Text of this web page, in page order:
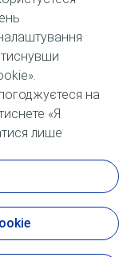
на
«Я
лише
можна
даних і
і засобів